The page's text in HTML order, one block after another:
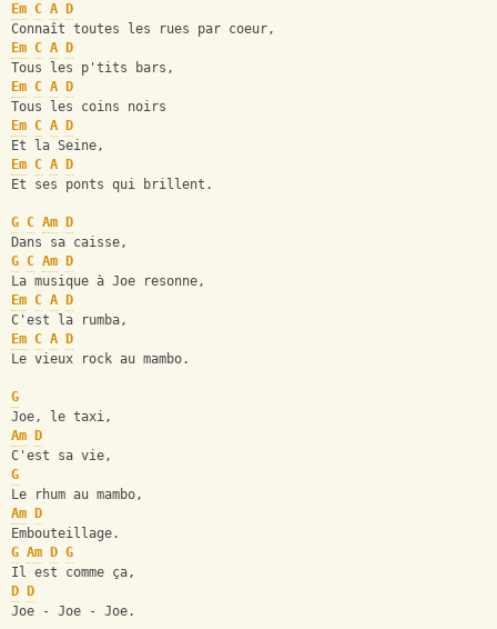
Em C A
D
Connaît toutes les rues par coeur,
Em C A
D
Tous les p'tits bars,
Em C A
D
Tous les coins noirs
Em C A
D
Et la Seine,
Em C A
D
Et ses ponts qui brillent.
G C Am
D
Dans sa caisse,
G C Am
D
La musique à Joe resonne,
Em C A
D
C'est la rumba,
Em C A
D
Le vieux rock au mambo.
G
Joe, le taxi,
Am
D
C'est sa vie,
G
Le rhum au mambo,
Am
D
Embouteillage.
G Am D G
Il est comme ça,
D
D
Joe - Joe - Joe.